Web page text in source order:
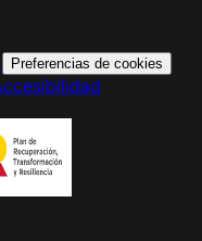
Preferencias de cookies